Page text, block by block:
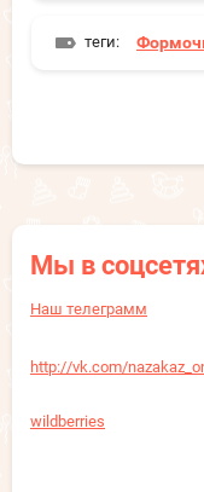
Мы в
Наш телеграмм
http://vk.com/
wildberries
теги: